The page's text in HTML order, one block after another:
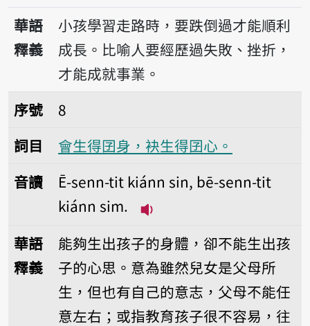
播放音讀Ē
華語
釋義
小孩學習走路時，要跌倒過才能順利
成長。比喻人要經歷過失敗、挫折，
才能成就事業。
序號8會生得囝身，袂生得囝心。
序號
8
詞目
會生得囝身，袂生得囝心。
音讀
Ē-senn-tit kiánn sin, bē-senn-tit
kiánn sim.
華語
釋義
能夠生出孩子的身體，卻不能生出孩
子的心思。意為雖然兒女是父母所
生，但也有自己的意志，父母不能任
意左右；或指教育孩子很不容易，往